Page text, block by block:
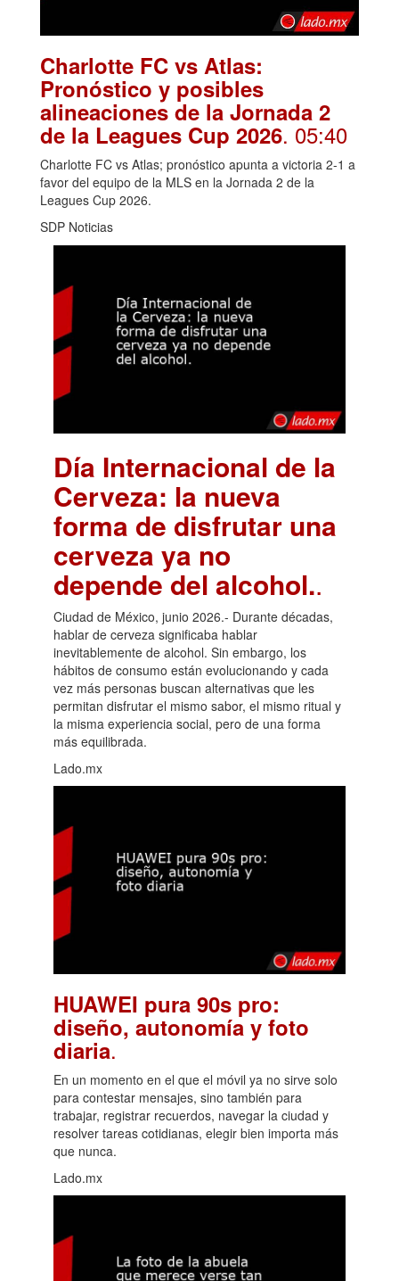
Charlotte FC vs Atlas:
Pronóstico y posibles
alineaciones de la Jornada 2
de la Leagues Cup 2026. 05:40
Charlotte FC vs Atlas; pronóstico apunta a victoria 2-1 a
favor del equipo de la MLS en la Jornada 2 de la
Leagues Cup 2026.
SDP Noticias
Día Internacional de la
Cerveza: la nueva
forma de disfrutar una
cerveza ya no
depende del alcohol..
Ciudad de México, junio 2026.- Durante décadas,
hablar de cerveza significaba hablar
inevitablemente de alcohol. Sin embargo, los
hábitos de consumo están evolucionando y cada
vez más personas buscan alternativas que les
permitan disfrutar el mismo sabor, el mismo ritual y
la misma experiencia social, pero de una forma
más equilibrada.
Lado.mx
HUAWEI pura 90s pro:
diseño, autonomía y foto
diaria.
En un momento en el que el móvil ya no sirve solo
para contestar mensajes, sino también para
trabajar, registrar recuerdos, navegar la ciudad y
resolver tareas cotidianas, elegir bien importa más
que nunca.
Lado.mx